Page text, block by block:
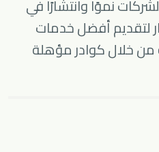
نموًا وانتشارًا في
لتقديم أفضل خدمات
من خلال كوادر مؤهلة